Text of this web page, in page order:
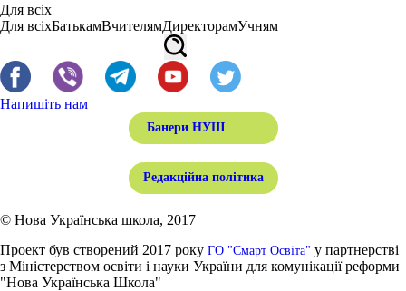
Для всіх
Для всіхБатькамВчителямДиректорамУчням
Напишіть нам
Банери НУШ
Редакційна політика
© Нова Українська школа, 2017
Проект був створений 2017 року ГО "Смарт Освіта" у партнерстві
з Міністерством освіти і науки України для комунікації реформи
"Нова Українська Школа"